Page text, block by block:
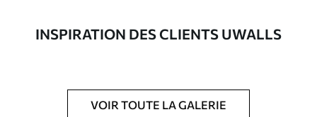
Possibilité d'ajouter un vernis
protecteur pour renforcer la durabilité
INSPIRATION DES CLIENTS UWALLS
VOIR TOUTE LA GALERIE